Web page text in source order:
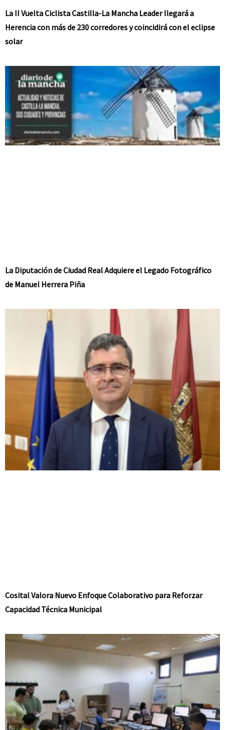
La II Vuelta Ciclista Castilla-La Mancha Leader llegará a
Herencia con más de 230 corredores y coincidirá con el eclipse
solar
La Diputación de Ciudad Real Adquiere el Legado Fotográfico
de Manuel Herrera Piña
Cosital Valora Nuevo Enfoque Colaborativo para Reforzar
Capacidad Técnica Municipal